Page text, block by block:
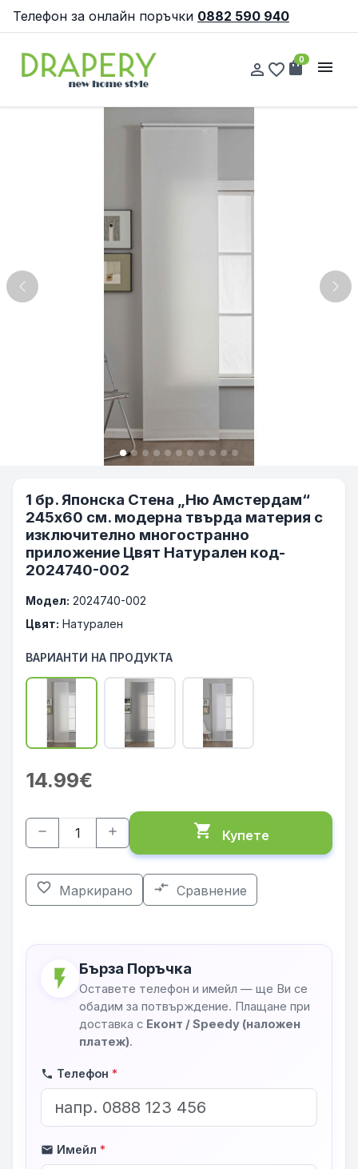
Телефон за онлайн поръчки 0882 590 940
person_outline favorite_border shopping_bag
0 menu
Previous
1 бр. Японска Стена „Ню Амстердам“
245х60 см. модерна твърда материя с
изключително многостранно
приложение Цвят Натурален код-
2024740-002
Модел: 2024740-002
Цвят: Натурален
ВАРИАНТИ НА ПРОДУКТА
14.99€
remove add shopping_cart Купете
favorite_border Маркирано compare_arrows Сравнение
flash_on Бърза Поръчка
Оставете телефон и имейл — ще Ви се
обадим за потвърждение. Плащане при
доставка с Еконт / Speedy (наложен
платеж).
phone Телефон *
mail Имейл *